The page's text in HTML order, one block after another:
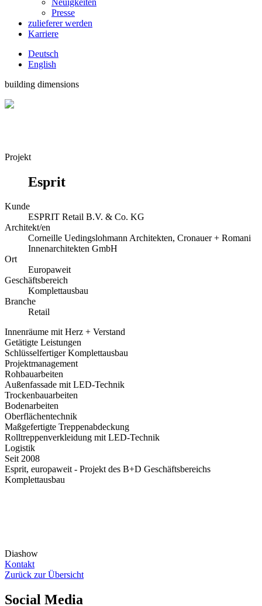
Presse
zulieferer werden
Karriere
Deutsch
English
building dimensions
Projekt
Esprit
Kunde
ESPRIT Retail B.V. & Co. KG
Architekt/en
Corneille Uedingslohmann Architekten, Cronauer + Romani
Innenarchitekten GmbH
Ort
Europaweit
Geschäftsbereich
Komplettausbau
Branche
Retail
Innenräume mit Herz + Verstand
Getätigte Leistungen
Schlüsselfertiger Komplettausbau
Projektmanagement
Rohbauarbeiten
Außenfassade mit LED-Technik
Trockenbauarbeiten
Bodenarbeiten
Oberflächentechnik
Maßgefertigte Treppenabdeckung
Rolltreppenverkleidung mit LED-Technik
Logistik
Seit 2008
Esprit, europaweit - Projekt des B+D Geschäftsbereichs
Komplettausbau
Diashow
Kontakt
Zurück zur Übersicht
Social Media